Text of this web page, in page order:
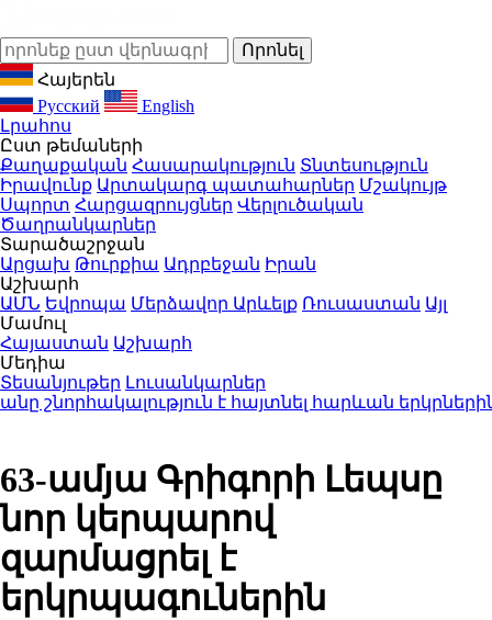
Հայերեն
Русский
English
Լրահոս
Ըստ թեմաների
Քաղաքական Հասարակություն Տնտեսություն
Իրավունք Արտակարգ պատահարներ Մշակույթ
Սպորտ Հարցազրույցներ Վերլուծական
Ծաղրանկարներ
Տարածաշրջան
Արցախ Թուրքիա Ադրբեջան Իրան
Աշխարհ
ԱՄՆ Եվրոպա Մերձավոր Արևելք Ռուսաստան Այլ
Մամուլ
Հայաստան Աշխարհ
Մեդիա
Տեսանյութեր Լուսանկարներ
է հայտնել հարևան երկրներին՝
63-ամյա Գրիգորի Լեպսը
նոր կերպարով
զարմացրել է
երկրպագուներին